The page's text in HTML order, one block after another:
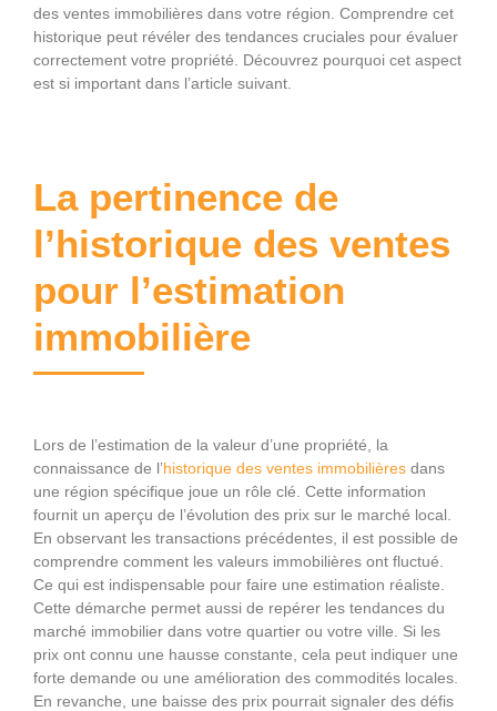
des ventes immobilières dans votre région. Comprendre cet
historique peut révéler des tendances cruciales pour évaluer
correctement votre propriété. Découvrez pourquoi cet aspect
est si important dans l’article suivant.
La pertinence de
l’historique des ventes
pour l’estimation
immobilière
Lors de l’estimation de la valeur d’une propriété, la
connaissance de l’historique des ventes immobilières dans
une région spécifique joue un rôle clé. Cette information
fournit un aperçu de l’évolution des prix sur le marché local.
En observant les transactions précédentes, il est possible de
comprendre comment les valeurs immobilières ont fluctué.
Ce qui est indispensable pour faire une estimation réaliste.
Cette démarche permet aussi de repérer les tendances du
marché immobilier dans votre quartier ou votre ville. Si les
prix ont connu une hausse constante, cela peut indiquer une
forte demande ou une amélioration des commodités locales.
En revanche, une baisse des prix pourrait signaler des défis